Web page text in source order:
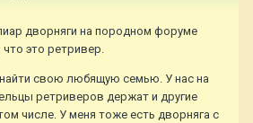
дворняги на породном форуме
это ретривер.
свою любящую семью. У нас на
ретриверов держат и другие
числе. У меня тоже есть дворняга с